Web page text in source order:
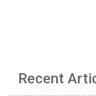
Recent